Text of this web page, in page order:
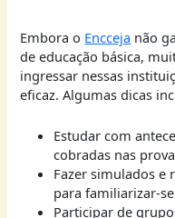
Embora o Encceja não
de educação básica,
ingressar nessas
eficaz. Algumas dicas
Estudar com
cobradas nas
Fazer simulados e
para familiarizar-
Participar de